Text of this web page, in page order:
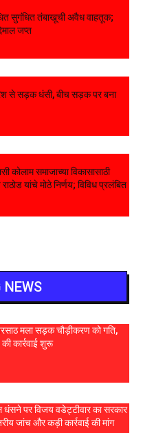
सुगंधित तंबाखूची अवैध वाहतूक;
जप्त
से सड़क धंसी, बीच सड़क पर बना
कोलाम समाजाच्या विकासासाठी
यांचे मोठे निर्णय; विविध प्रलंबित
NEWS
मला सड़क चौड़ीकरण को गति,
कार्रवाई शुरू
धंसने पर विजय वडेट्टीवार का सरकार
जांच और कड़ी कार्रवाई की मांग